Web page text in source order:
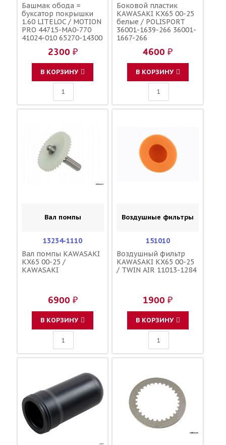
Башмак обода =
буксатор покрышки
1.60 LITELOC / MOTION
PRO 44715-MA0-770
41024-010 65270-14300
2300 ₽
В КОРЗИНУ
Боковой пластик
KAWASAKI KX65 00-25
белые / POLISPORT
36001-1639-266 36001-
1667-266
4600 ₽
В КОРЗИНУ
Вал помпы
13234-1110
Вал помпы KAWASAKI
KX65 00-25 /
KAWASAKI
6900 ₽
В КОРЗИНУ
Воздушные фильтры
151010
Воздушный фильтр
KAWASAKI KX65 00-25
/ TWIN AIR 11013-1284
1900 ₽
В КОРЗИНУ